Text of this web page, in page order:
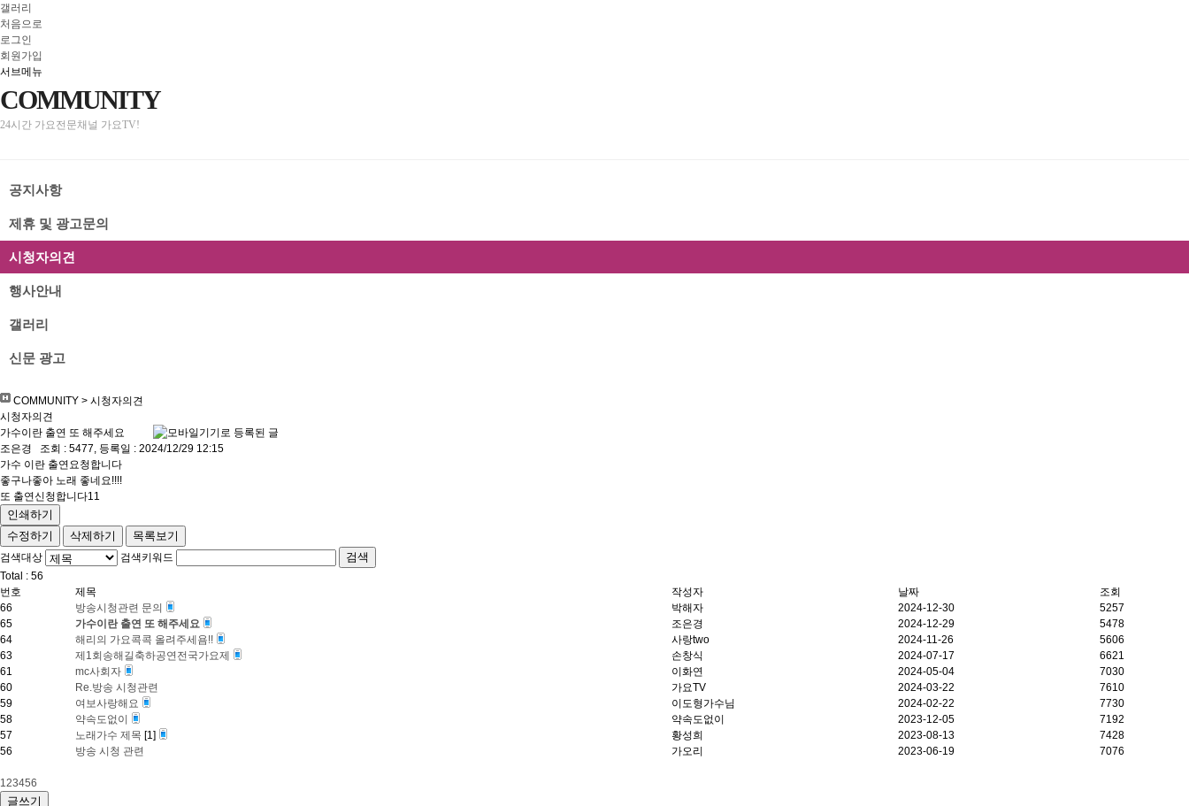
갤러리
처음으로
로그인
회원가입
서브메뉴
COMMUNITY
24시간 가요전문채널 가요TV!
공지사항
제휴 및 광고문의
시청자의견
행사안내
갤러리
신문 광고
COMMUNITY > 시청자의견
시청자의견
가수이란 출연 또 해주세요
조은경 조회 : 5477, 등록일 : 2024/12/29 12:15
가수 이란 출연요청합니다
좋구나좋아 노래 좋네요!!!!
또 출연신청합니다11
인쇄하기
수정하기
삭제하기 목록보기
검색대상 검색키워드 검색
Total : 56
번호
제목 작성자 날짜
조회
66
방송시청관련 문의 박해자 2024-12-30
5257
65
가수이란 출연 또 해주세요 조은경 2024-12-29
5478
64
해리의 가요콕콕 올려주세욤!! 사랑two 2024-11-26
5606
63
제1회송해길축하공연전국가요제 손창식 2024-07-17
6621
61
mc사회자 이화연 2024-05-04
7030
60
Re.방송 시청관련 가요TV 2024-03-22
7610
59
여보사랑해요 이도형가수님 2024-02-22
7730
58
약속도없이 약속도없이 2023-12-05
7192
57
노래가수 제목 [1] 황성희 2023-08-13
7428
56
방송 시청 관련 가오리 2023-06-19 7076
123456
글쓰기